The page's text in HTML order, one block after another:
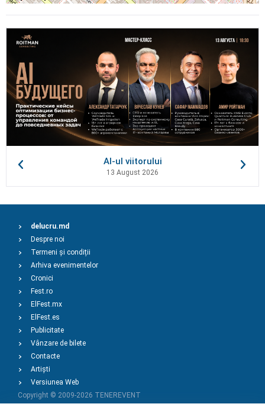
AI-ul viitorului
13 August 2026
delucru.md
Despre noi
Termeni și condiții
Arhiva evenimentelor
Cronici
Fest.ro
ElFest.mx
ElFest.es
Publicitate
Vânzare de bilete
Contacte
Artiști
Versiunea Web
Copyright © 2009-2026 TENEREVENT